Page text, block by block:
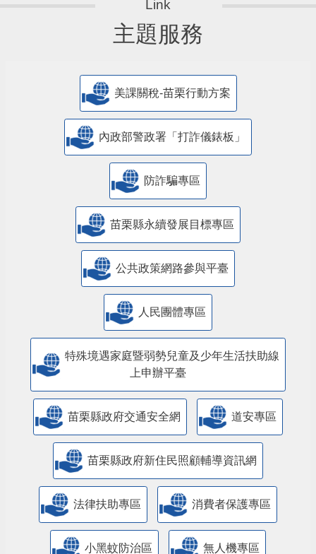
主題服務
美課關稅-苗栗行動方案
內政部警政署「打詐儀錶板」
防詐騙專區
苗栗縣永續發展目標專區
公共政策網路參與平臺
人民團體專區
特殊境遇家庭暨弱勢兒童及少年生活扶助線
上申辦平臺
苗栗縣政府交通安全網 道安專區
苗栗縣政府新住民照顧輔導資訊網
法律扶助專區 消費者保護專區
小黑蚊防治區 無人機專區